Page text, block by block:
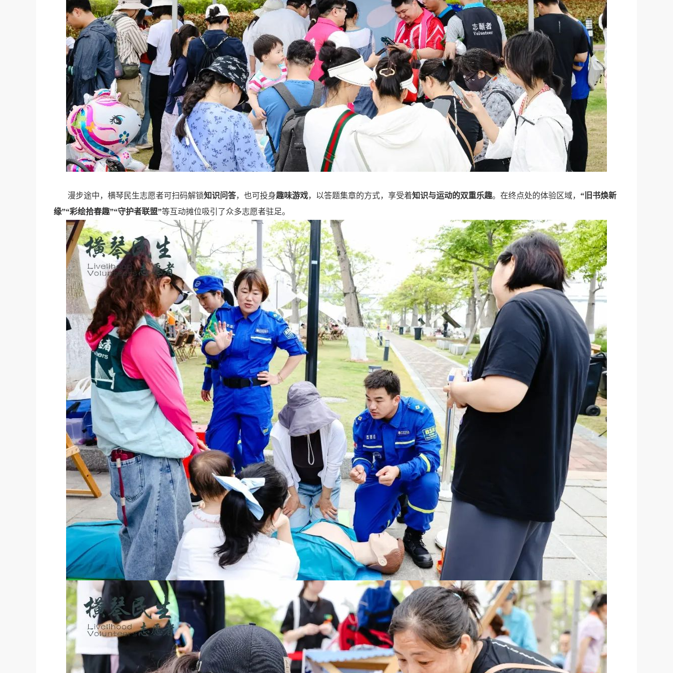
漫步途中，横琴民生志愿者可扫码解锁知识问答，也可投身趣味游戏，以答题集章的方式，享受着知识与运动的双重乐趣。 在终点处的体验区域， “旧书焕新
缘”“彩绘拾春趣”“守护者联盟”等互动摊位吸引了众多志愿者驻足。